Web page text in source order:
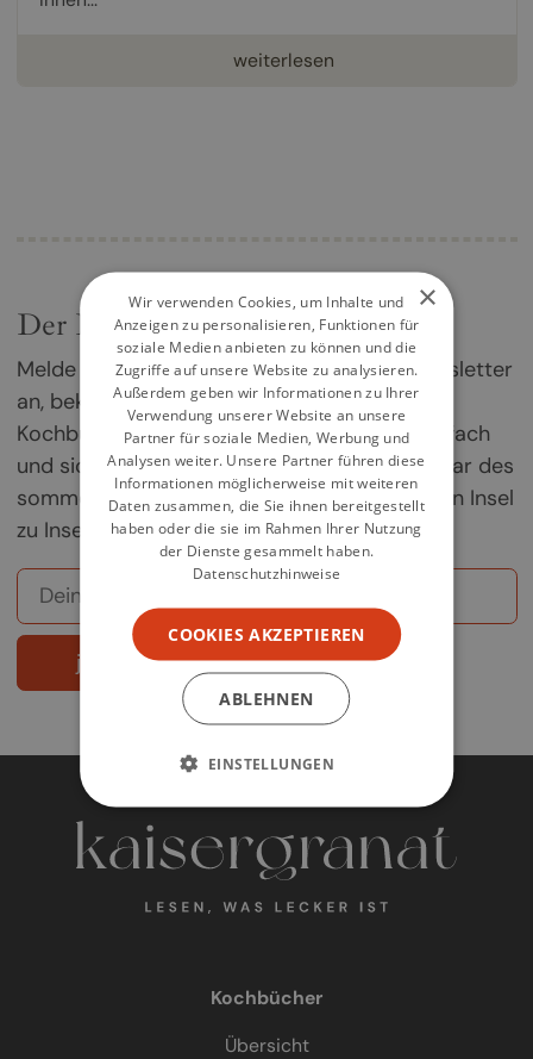
weiterlesen
Der Kochbuch-Newsletter
Melde dich jetzt für unseren Kochbuch-Newsletter
an, bekomme einmal im Monat die besten
Kochbuch-Empfehlungen direkt in dein Postfach
und sichere dir deine Chance auf ein Exemplar des
sommerlichen Griechenland-Kochbuchs „Von Insel
zu Insel".
jetzt abonnieren
Kochbücher
Übersicht
×
Wir verwenden Cookies, um Inhalte und
Anzeigen zu personalisieren, Funktionen für
soziale Medien anbieten zu können und die
Zugriffe auf unsere Website zu analysieren.
Außerdem geben wir Informationen zu Ihrer
Verwendung unserer Website an unsere
Partner für soziale Medien, Werbung und
Analysen weiter. Unsere Partner führen diese
Informationen möglicherweise mit weiteren
Daten zusammen, die Sie ihnen bereitgestellt
haben oder die sie im Rahmen Ihrer Nutzung
der Dienste gesammelt haben.
Datenschutzhinweise
COOKIES AKZEPTIEREN
ABLEHNEN
EINSTELLUNGEN